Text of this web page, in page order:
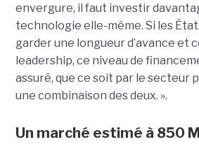
envergure, il faut investir
technologie elle-même. Si les
garder une longueur d’avance et
leadership, ce niveau de
assuré, que ce soit par le secteur
une combinaison des deux. ».
Un marché estimé à 850